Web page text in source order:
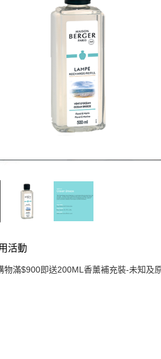
活動
物滿$900即送200ML香薰補充裝-未知及原